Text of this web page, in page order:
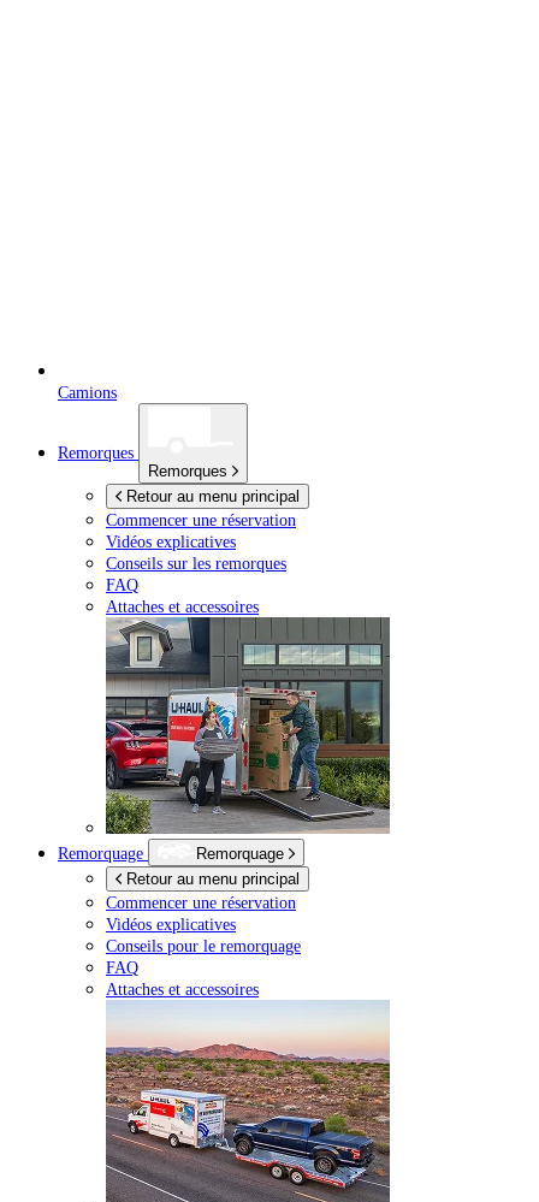
Camions
Remorques
Remorques
Retour au menu principal
Commencer une réservation
Vidéos explicatives
Conseils sur les remorques
FAQ
Attaches et accessoires
Remorquage
Remorquage
Retour au menu principal
Commencer une réservation
Vidéos explicatives
Conseils pour le remorquage
FAQ
Attaches et accessoires